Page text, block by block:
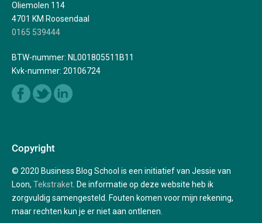
Oliemolen 114
4701 KM Roosendaal
0165 539444
BTW-nummer: NL001805511B11
Kvk-nummer: 20106724
Copyright
© 2020 Business Blog School is een initiatief van Jessie van
Loon, Tekstraket . De informatie op deze website heb ik
zorgvuldig samengesteld. Fouten komen voor mijn rekening,
maar rechten kun je er niet aan ontlenen.